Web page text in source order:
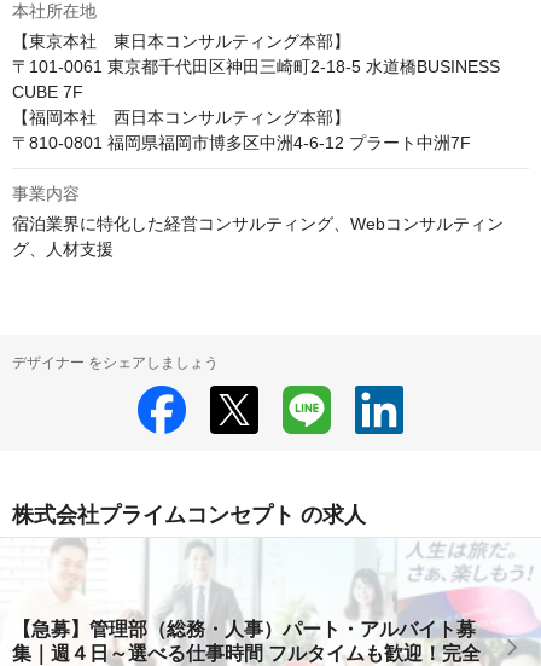
本社所在地
【東京本社　東日本コンサルティング本部】
〒101-0061 東京都千代田区神田三崎町2-18-5 水道橋BUSINESS
CUBE 7F
【福岡本社　西日本コンサルティング本部】
〒810-0801 福岡県福岡市博多区中洲4-6-12 プラート中洲7F
事業内容
宿泊業界に特化した経営コンサルティング、Webコンサルティン
グ、人材支援
デザイナー をシェアしましょう
株式会社プライムコンセプト の求人
【急募】管理部（総務・人事）パート・アルバイト募
集｜週４日～選べる仕事時間 フルタイムも歓迎！完全